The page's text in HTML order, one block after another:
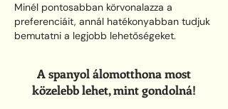
Minél pontosabban körvonalazza a
preferenciáit, annál hatékonyabban tudjuk
bemutatni a legjobb lehetőségeket.
A spanyol álomotthona most
közelebb lehet, mint gondolná!